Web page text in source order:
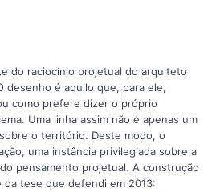
do raciocínio projetual do arquiteto
desenho é aquilo que, para ele,
como prefere dizer o próprio
Uma linha assim não é apenas um
o território. Deste modo, o
uma instância privilegiada sobre a
pensamento projetual. A construção
tese que defendi em 2013: